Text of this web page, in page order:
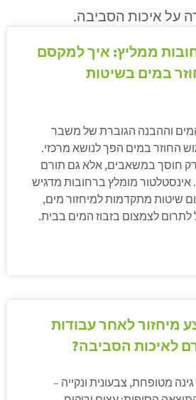
על איכות הסביבה.
ממליץ: איך למקסם
במים בשיטות
וההבנה הגוברת של משבר
החוזר במים הפך לנושא מרכזי.
חוסך במשאבים, אלא גם תורם
מומלץ ברחובות מדגיש
שיטות מתקדמות למיחזור מים,
לתרום לצמצום בזבוז המים בבית.
מיחזור לאחר עבודות
לאיכות הסביבה?
מטופחת, צבעונית ונקייה –